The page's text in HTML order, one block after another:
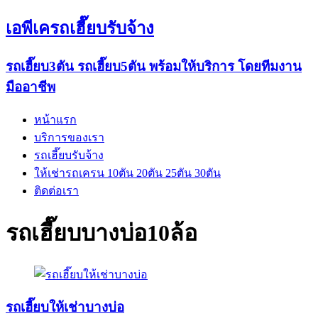
เอพีเครถเฮี๊ยบรับจ้าง
รถเฮี๊ยบ3ตัน รถเฮี๊ยบ5ตัน พร้อมให้บริการ โดยทีมงาน
มืออาชีพ
หน้าแรก
บริการของเรา
รถเฮี๊ยบรับจ้าง
ให้เช่ารถเครน 10ตัน 20ตัน 25ตัน 30ตัน
ติดต่อเรา
รถเฮี๊ยบบางบ่อ10ล้อ
รถเฮี๊ยบให้เช่าบางบ่อ